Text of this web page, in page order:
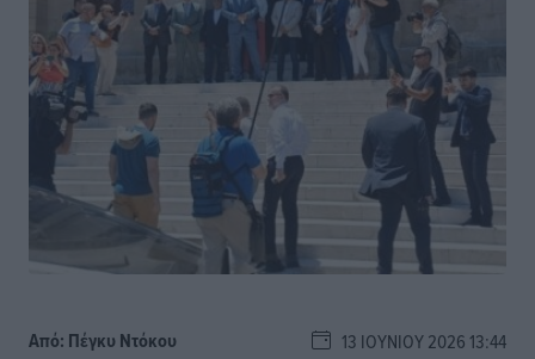
Από: Πέγκυ Ντόκου 13 ΙΟΥΝΊΟΥ 2026 13:44